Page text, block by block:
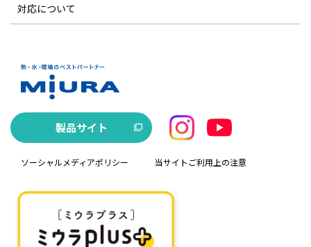
対応について
製品サイト
ソーシャルメディアポリシー 当サイトご利用上の注意